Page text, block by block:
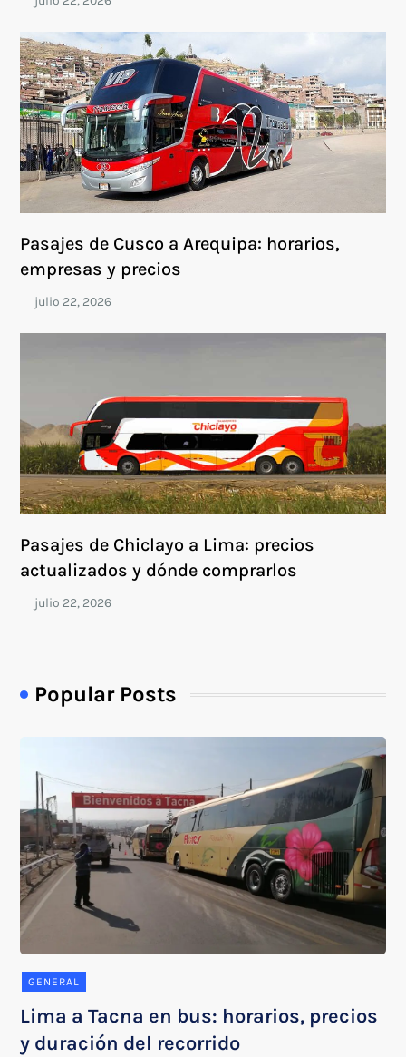
Pasajes de Cusco a Arequipa: horarios,
empresas y precios
Pasajes de Chiclayo a Lima: precios
actualizados y dónde comprarlos
Popular Posts
GENERAL
Lima a Tacna en bus: horarios, precios
y duración del recorrido